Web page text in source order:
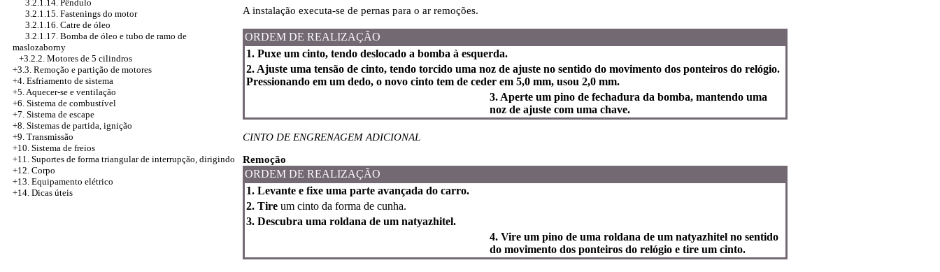
3.2.1.14. Pêndulo
3.2.1.15. Fastenings do motor
3.2.1.16. Catre de óleo
3.2.1.17. Bomba de óleo e tubo de ramo de
maslozaborny
+3.2.2. Motores de 5 cilindros
+3.3. Remoção e partição de motores
+4. Esfriamento de sistema
+5. Aquecer-se e ventilação
+6. Sistema de combustível
+7. Sistema de escape
+8. Sistemas de partida, ignição
+9. Transmissão
+10. Sistema de freios
+11. Suportes de forma triangular de interrupção, dirigindo
+12. Corpo
+13. Equipamento elétrico
+14. Dicas úteis
A instalação executa-se de pernas para o ar remoções.
ORDEM DE REALIZAÇÃO
1. Puxe um cinto, tendo deslocado a bomba à esquerda.
2. Ajuste uma tensão de cinto, tendo torcido uma noz de ajuste no sentido do movimento dos ponteiros do relógio.
Pressionando em um dedo, o novo cinto tem de ceder em 5,0 mm, usou 2,0 mm.
3. Aperte um pino de fechadura da bomba, mantendo uma
noz de ajuste com uma chave.
CINTO DE ENGRENAGEM ADICIONAL
Remoção
ORDEM DE REALIZAÇÃO
1. Levante e fixe uma parte avançada do carro.
2. Tire um cinto da forma de cunha.
3. Descubra uma roldana de um natyazhitel.
4. Vire um pino de uma roldana de um natyazhitel no sentido
do movimento dos ponteiros do relógio e tire um cinto.